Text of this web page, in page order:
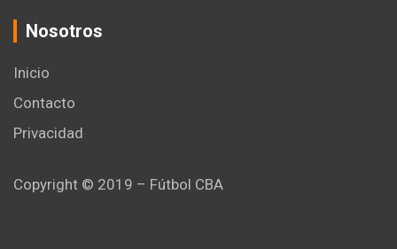
Nosotros
Inicio
Contacto
Privacidad
Copyright © 2019 – Fútbol CBA